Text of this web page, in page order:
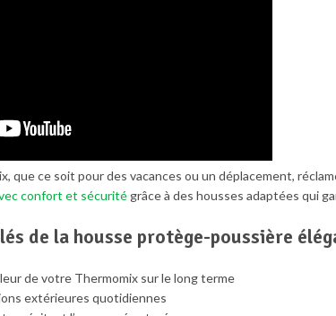
que ce soit pour des vacances ou un déplacement,
confort et sécurité grâce à des housses adaptées qui
de la housse protège-poussière
de votre Thermomix sur le long terme
extérieures quotidiennes